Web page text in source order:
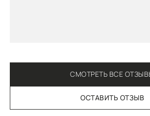
СМОТРЕТЬ ВСЕ
ОСТАВИТЬ ОТЗЫВ